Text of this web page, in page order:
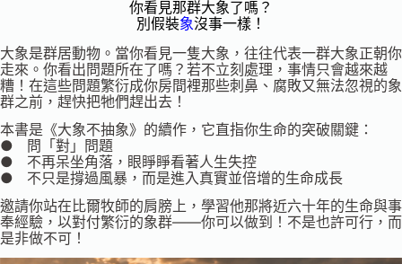
你看見那群大象了嗎？
別假裝象沒事一樣！
大象是群居動物。當你看見一隻大象，往往代表一群大象正朝你
走來。你看出問題所在了嗎？若不立刻處理，事情只會越來越
糟！在這些問題繁衍成你房間裡那些刺鼻、腐敗又無法忽視的象
群之前，趕快把牠們趕出去！
本書是《大象不抽象》的續作，它直指你生命的突破關鍵：
● 問「對」問題
● 不再呆坐角落，眼睜睜看著人生失控
● 不只是撐過風暴，而是進入真實並倍增的生命成長
邀請你站在比爾牧師的肩膀上，學習他那將近六十年的生命與事
奉經驗，以對付繁衍的象群——你可以做到！不是也許可行，而
是非做不可！